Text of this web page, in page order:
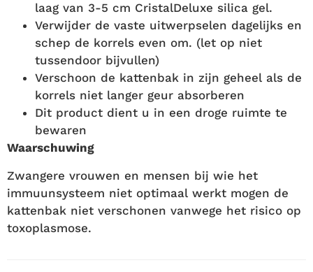
laag van 3-5 cm CristalDeluxe silica gel.
Verwijder de vaste uitwerpselen dagelijks en
schep de korrels even om. (let op niet
tussendoor bijvullen)
Verschoon de kattenbak in zijn geheel als de
korrels niet langer geur absorberen
Dit product dient u in een droge ruimte te
bewaren
Waarschuwing
Zwangere vrouwen en mensen bij wie het
immuunsysteem niet optimaal werkt mogen de
kattenbak niet verschonen vanwege het risico op
toxoplasmose.